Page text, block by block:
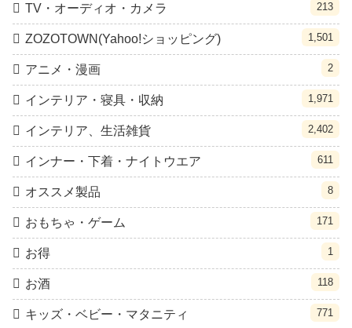
TV・オーディオ・カメラ 213
ZOZOTOWN(Yahoo!ショッピング) 1,501
アニメ・漫画 2
インテリア・寝具・収納 1,971
インテリア、生活雑貨 2,402
インナー・下着・ナイトウエア 611
オススメ製品 8
おもちゃ・ゲーム 171
お得 1
お酒 118
キッズ・ベビー・マタニティ 771